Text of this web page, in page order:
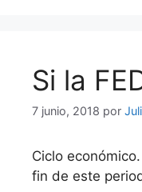
Si la
7 junio, 2018 por
Ciclo
fin de este